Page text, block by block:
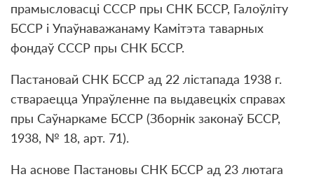
прамысловасці СССР пры СНК БССР, Галоўліту
БССР і Упаўнаважанаму Камітэта таварных
фондаў СССР пры СНК БССР.
Пастановай СНК БССР ад 22 лістапада 1938 г.
ствараецца Упраўленне па выдавецкіх справах
пры Саўнаркаме БССР (Зборнік законаў БССР,
1938, № 18, арт. 71).
На аснове Пастановы СНК БССР ад 23 лютага